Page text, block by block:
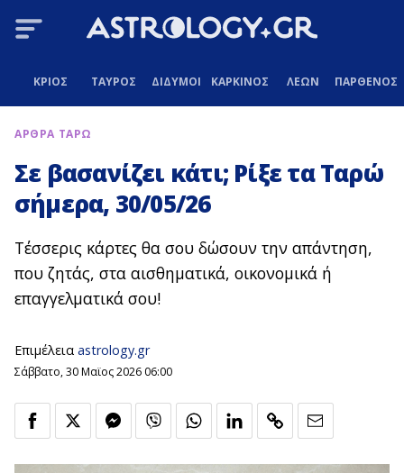
ΚΡΙΟΣ ΤΑΥΡΟΣ ΔΙΔΥΜΟΙ ΚΑΡΚΙΝΟΣ ΛΕΩΝ ΠΑΡΘΕΝΟΣ
ΑΡΘΡΑ ΤΑΡΩ
Σε βασανίζει κάτι; Ρίξε τα Ταρώ
σήμερα, 30/05/26
Τέσσερις κάρτες θα σου δώσουν την απάντηση,
που ζητάς, στα αισθηματικά, οικονομικά ή
επαγγελματικά σου!
Επιμέλεια astrology.gr
Σάββατο, 30 Μαϊος 2026 06:00